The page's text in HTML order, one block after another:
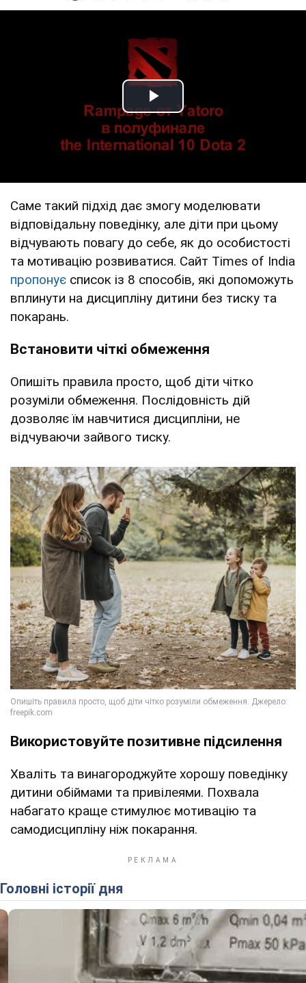
Play Video
Саме такий підхід дає змогу моделювати
відповідальну поведінку, але діти при цьому
відчувають повагу до себе, як до особистості
та мотивацію розвиватися. Сайт Times of India
пропонує список із 8 способів, які допоможуть
вплинути на дисципліну дитини без тиску та
покарань.
Встановити чіткі обмеження
Опишіть правила просто, щоб діти чітко
розуміли обмеження. Послідовність дій
дозволяє їм навчитися дисципліни, не
відчуваючи зайвого тиску.
Використовуйте позитивне підсилення
Хваліть та винагороджуйте хорошу поведінку
дитини обіймами та привілеями. Похвала
набагато краще стимулює мотивацію та
самодисципліну ніж покарання.
Головні історії дня